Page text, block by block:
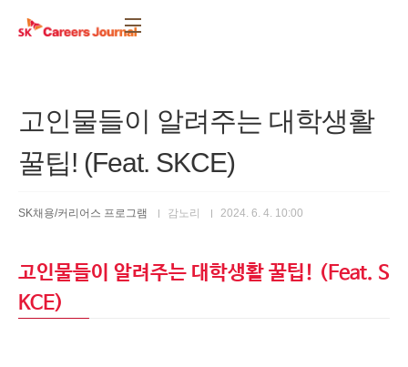
고인물들이 알려주는 대학생활
꿀팁! (Feat. SKCE)
SK채용/커리어스 프로그램 감노리 2024. 6. 4. 10:00
고인물들이 알려주는 대학생활 꿀팁! (Feat. S
KCE)